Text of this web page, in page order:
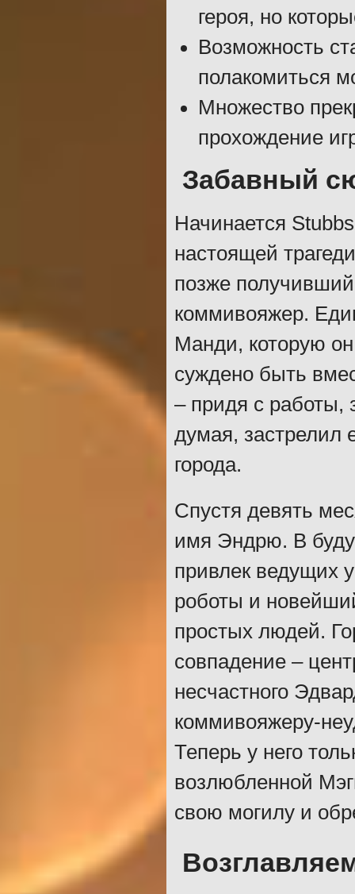
героя, но
Возможность
полакомиться
Множество
прохождение
Забавный
Начинается
настоящей
позже
коммивояжер.
Манди, которую
суждено быть
– придя с работы,
думая, застрелил
города.
Спустя девять
имя Эндрю. В
привлек ведущих
роботы и
простых людей.
совпадение –
несчастного
коммивояжеру-
Теперь у него
возлюбленной
свою могилу и